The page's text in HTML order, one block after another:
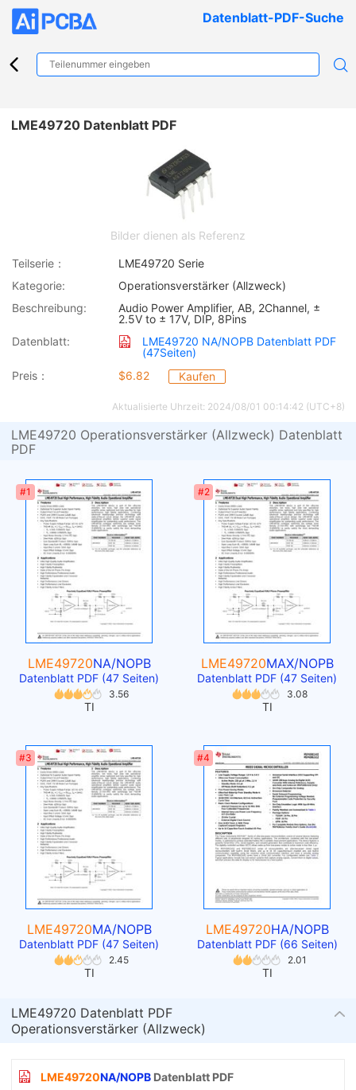
Datenblatt-PDF-Suche
LME49720 Datenblatt PDF
Bilder dienen als Referenz
Teilserie：
LME49720 Serie
Kategorie:
Operationsverstärker (Allzweck)
Beschreibung:
Audio Power Amplifier, AB, 2Channel, ±
2.5V to ± 17V, DIP, 8Pins
Datenblatt:
LME49720 NA/NOPB Datenblatt PDF
(47Seiten)
Preis：
$6.82 Kaufen
Aktualisierte Uhrzeit: 2024/08/01 00:14:42 (UTC+8)
LME49720 Operationsverstärker (Allzweck) Datenblatt
PDF
#1
LME49720NA/NOPB
Datenblatt PDF (47 Seiten)
3.56
TI
#2
LME49720MAX/NOPB
Datenblatt PDF (47 Seiten)
3.08
TI
#3
LME49720MA/NOPB
Datenblatt PDF (47 Seiten)
2.45
TI
#4
LME49720HA/NOPB
Datenblatt PDF (66 Seiten)
2.01
TI
LME49720 Datenblatt PDF
Operationsverstärker (Allzweck)
LME49720NA/NOPB Datenblatt PDF